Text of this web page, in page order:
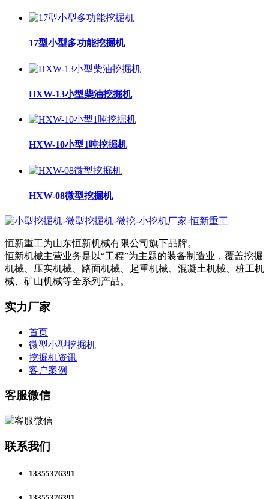
17型小型多功能挖掘机
HXW-13小型柴油挖掘机
HXW-10小型1吨挖掘机
HXW-08微型挖掘机
恒新重工为山东恒新机械有限公司旗下品牌。
恒新机械主营业务是以“工程”为主题的装备制造业，覆盖挖掘
机械、压实机械、路面机械、起重机械、混凝土机械、桩工机
械、矿山机械等全系列产品。
实力厂家
首页
微型小型挖掘机
挖掘机资讯
客户案例
客服微信
联系我们
13355376391